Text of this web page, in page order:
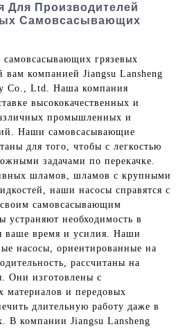
Для Производителей
Самовсасывающих
грязевых
вам компанией Jiangsu Lansheng
Co., Ltd. Наша компания
высококачественных и
промышленных и
Наши самовсасывающие
для того, чтобы с легкостью
задачами по перекачке.
шламов, шламов с крупными
наши насосы справятся с
своим самовсасывающим
устраняют необходимость в
ваше время и усилия. Наши
насосы, ориентированные на
рассчитаны на
Они изготовлены с
материалов и передовых
длительную работу даже в
В компании Jiangsu Lansheng